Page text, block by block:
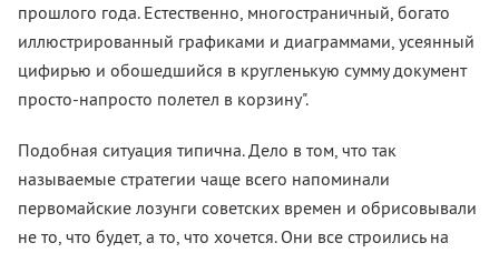
прошлого года. Естественно, многостраничный, богато
иллюстрированный графиками и диаграммами, усеянный
цифирью и обошедшийся в кругленькую сумму документ
просто-напросто полетел в корзину".
Подобная ситуация типична. Дело в том, что так
называемые стратегии чаще всего напоминали
первомайские лозунги советских времен и обрисовывали
не то, что будет, а то, что хочется. Они все строились на